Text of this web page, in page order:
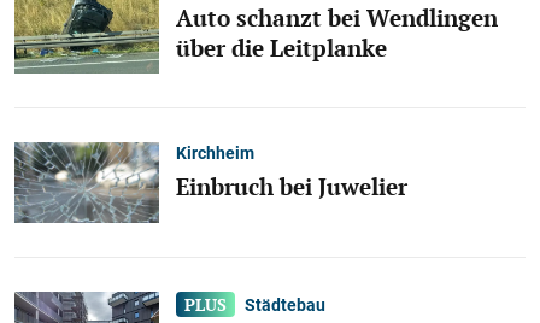
Auto schanzt bei Wendlingen
über die Leitplanke
Kirchheim
Einbruch bei Juwelier
Städtebau